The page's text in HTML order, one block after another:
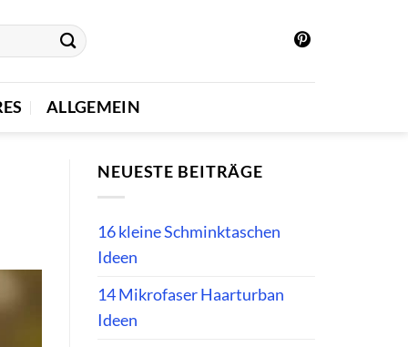
ALLGEMEIN
NEUESTE BEITRÄGE
16 kleine Schminktaschen
Ideen
14 Mikrofaser Haarturban
Ideen